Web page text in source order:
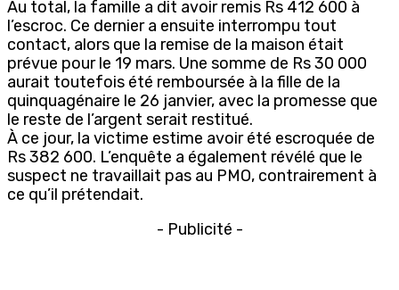
Au total, la famille a dit avoir remis Rs 412 600 à
l’escroc. Ce dernier a ensuite interrompu tout
contact, alors que la remise de la maison était
prévue pour le 19 mars. Une somme de Rs 30 000
aurait toutefois été remboursée à la fille de la
quinquagénaire le 26 janvier, avec la promesse que
le reste de l’argent serait restitué.
À ce jour, la victime estime avoir été escroquée de
Rs 382 600. L’enquête a également révélé que le
suspect ne travaillait pas au PMO, contrairement à
ce qu’il prétendait.
- Publicité -